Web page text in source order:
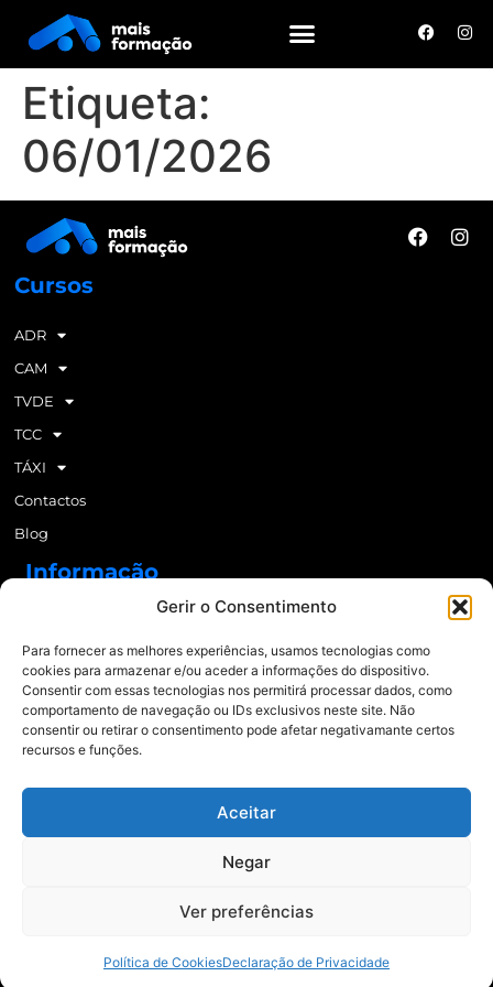
Gerir o Consentimento
Para fornecer as melhores experiências, usamos tecnologias como
cookies para armazenar e/ou aceder a informações do dispositivo.
Consentir com essas tecnologias nos permitirá processar dados, como
comportamento de navegação ou IDs exclusivos neste site. Não
consentir ou retirar o consentimento pode afetar negativamante certos
recursos e funções.
Aceitar
Negar
Ver preferências
Política de CookiesDeclaração de Privacidade
Etiqueta:
06/01/2026
Cursos
ADR
CAM
TVDE
TCC
TÁXI
Contactos
Blog
Informação
Preços ADR
Newsletter
Política de Cookies